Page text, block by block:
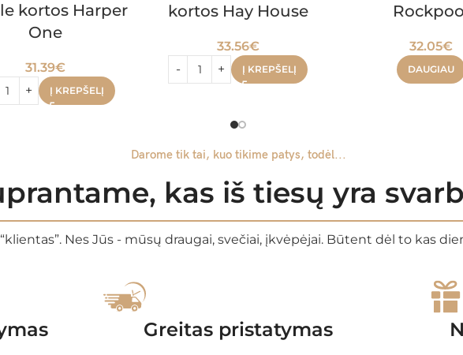
kortos Harper
One
31.39€
Į KREPŠELĮ
kortos Hay House
33.56€
Į KREPŠELĮ
32.05€
DAUGIAU
Darome tik tai, kuo tikime patys, todėl...
kas iš tiesų yra
Nes Jūs - mūsų draugai, svečiai, įkvėpėjai. Būtent dėl to kas
Greitas pristatymas